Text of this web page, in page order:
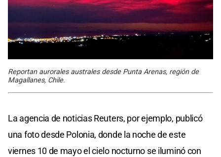
Reportan aurorales australes desde Punta Arenas, región de
Magallanes, Chile.
La agencia de noticias Reuters, por ejemplo, publicó
una foto desde Polonia, donde la noche de este
viernes 10 de mayo el cielo nocturno se iluminó con